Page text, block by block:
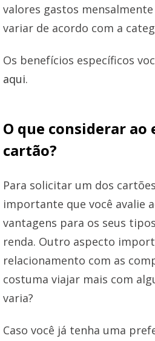
valores gastos
variar de acordo com a
Os benefícios específicos
aqui.
O que considerar ao
cartão?
Para solicitar um dos
importante que você avalie
vantagens para os seus
renda. Outro aspecto
relacionamento com as
costuma viajar mais com
varia?
Caso você já tenha uma